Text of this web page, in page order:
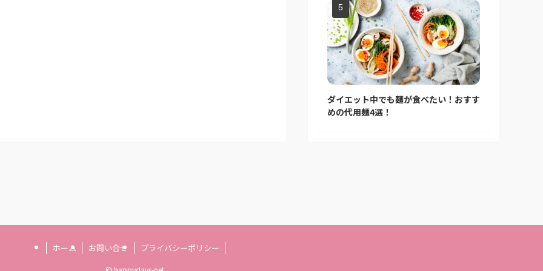
ダイエット中でも麺が食べたい！おすす
めの代用麺4選！
ホーム お問い合せ プライバシーポリシー